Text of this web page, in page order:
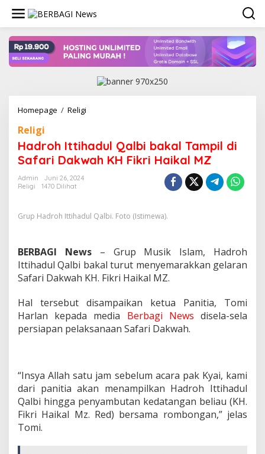
konten
Homepage / Religi
bakal
Tampil
di
Haikal
Religi
Hadroh Ittihadul Qalbi bakal Tampil di
Safari Dakwah KH Fikri Haikal MZ
Admin
Juni 26, 2024
Religi
1470 Dilihat
Grup Hadroh Ittihadul Qalbi. Foto (Istimewa).
BERBAGI News– Grup Musik Islam, Hadroh
Ittihadul Qalbi bakal turut menyemarakkan gelaran
Safari Dakwah KH. Fikri Haikal MZ.
Hal tersebut disampaikan ketua Panitia, Tomi
Harlan kepada media Berbagi News disela-sela
persiapan pelaksanaan Safari Dakwah.
“Insya Allah satu jam sebelum acara pak Kyai, kami
dari panitia akan menampilkan Hadroh Ittihadul
Qalbi hingga penyambutan kedatangan beliau (KH.
Fikri Haikal Mz. Red) bersama rombongan,” jelas
Tomi.